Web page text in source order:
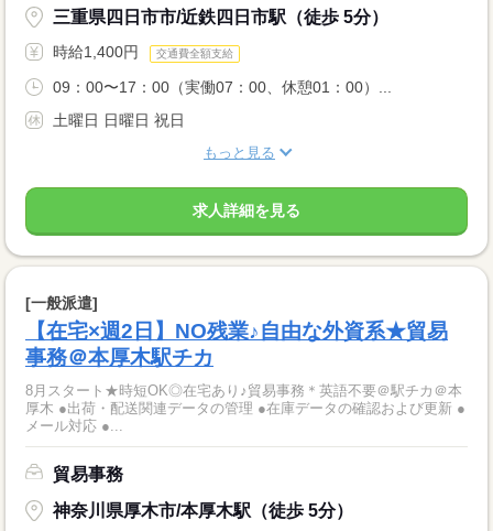
三重県四日市市/近鉄四日市駅（徒歩 5分）
時給1,400円 交通費全額支給
09：00〜17：00（実働07：00、休憩01：00）...
土曜日 日曜日 祝日
もっと見る
求人詳細を見る
[一般派遣]
【在宅×週2日】NO残業♪自由な外資系★貿易
事務＠本厚木駅チカ
8月スタート★時短OK◎在宅あり♪貿易事務＊英語不要＠駅チカ＠本
厚木 ●出荷・配送関連データの管理 ●在庫データの確認および更新 ●
メール対応 ●...
貿易事務
神奈川県厚木市/本厚木駅（徒歩 5分）